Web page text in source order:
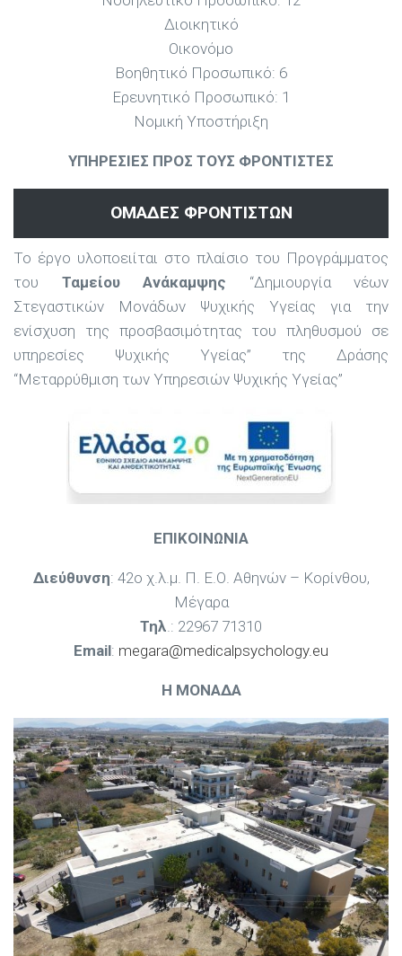
Διοικητικό
Οικονόμο
Βοηθητικό Προσωπικό: 6
Ερευνητικό Προσωπικό: 1
Νομική Υποστήριξη
ΥΠΗΡΕΣΙΕΣ ΠΡΟΣ ΤΟΥΣ ΦΡΟΝΤΙΣΤΕΣ
ΟΜΑΔΕΣ ΦΡΟΝΤΙΣΤΩΝ
Το έργο υλοποειίται στο πλαίσιο του Προγράμματος
του Ταμείου Ανάκαμψης “Δημιουργία νέων
Στεγαστικών Μονάδων Ψυχικής Υγείας για την
ενίσχυση της προσβασιμότητας του πληθυσμού σε
υπηρεσίες Ψυχικής Υγείας” της Δράσης
“Μεταρρύθμιση των Υπηρεσιών Ψυχικής Υγείας”
ΕΠΙΚΟΙΝΩΝΙΑ
Διεύθυνση: 42ο χ.λ.μ. Π. Ε.Ο. Αθηνών – Κορίνθου,
Μέγαρα
Τηλ .: 22967 71310
Email: megara@medicalpsychology.eu
Η ΜΟΝΑΔΑ